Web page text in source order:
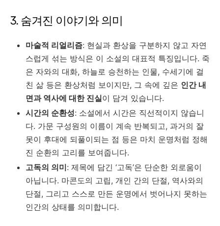
3. 숨겨진 이야기와 의미
마술적 리얼리즘: 현실과 환상을 구분하지 않고 자연
스럽게 섞는 방식은 이 소설의 대표적 특징입니다. 죽
은 자와의 대화, 하늘로 승천하는 인물, 수세기에 걸
친 삶 등은 환상처럼 보이지만, 그 속에 깊은 인간 내
면과 역사에 대한 진실이 담겨 있습니다.
시간의 순환성: 소설에서 시간은 직선적이지 않습니
다. 가문 구성원의 이름이 계속 반복되고, 과거의 잘
못이 후대에 되풀이되는 점 등은 마치 운명처럼 정해
진 순환의 고리를 보여줍니다.
고독의 의미: 제목에 담긴 ‘고독’은 단순한 외로움이
아닙니다. 마콘도의 고립, 개인 간의 단절, 역사와의
단절, 그리고 스스로 만든 운명에서 벗어나지 못하는
인간의 상태를 의미합니다.